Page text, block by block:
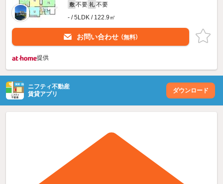
敷 不要 礼 不要
- / 5LDK / 122.9㎡
お問い合わせ （無料）
提供
ニフティ不動産
賃貸アプリ
ダウンロード